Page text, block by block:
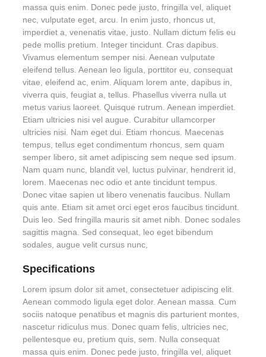
massa quis enim. Donec pede justo, fringilla vel, aliquet
nec, vulputate eget, arcu. In enim justo, rhoncus ut,
imperdiet a, venenatis vitae, justo. Nullam dictum felis eu
pede mollis pretium. Integer tincidunt. Cras dapibus.
Vivamus elementum semper nisi. Aenean vulputate
eleifend tellus. Aenean leo ligula, porttitor eu, consequat
vitae, eleifend ac, enim. Aliquam lorem ante, dapibus in,
viverra quis, feugiat a, tellus. Phasellus viverra nulla ut
metus varius laoreet. Quisque rutrum. Aenean imperdiet.
Etiam ultricies nisi vel augue. Curabitur ullamcorper
ultricies nisi. Nam eget dui. Etiam rhoncus. Maecenas
tempus, tellus eget condimentum rhoncus, sem quam
semper libero, sit amet adipiscing sem neque sed ipsum.
Nam quam nunc, blandit vel, luctus pulvinar, hendrerit id,
lorem. Maecenas nec odio et ante tincidunt tempus.
Donec vitae sapien ut libero venenatis faucibus. Nullam
quis ante. Etiam sit amet orci eget eros faucibus tincidunt.
Duis leo. Sed fringilla mauris sit amet nibh. Donec sodales
sagittis magna. Sed consequat, leo eget bibendum
sodales, augue velit cursus nunc,
Specifications
Lorem ipsum dolor sit amet, consectetuer adipiscing elit.
Aenean commodo ligula eget dolor. Aenean massa. Cum
sociis natoque penatibus et magnis dis parturient montes,
nascetur ridiculus mus. Donec quam felis, ultricies nec,
pellentesque eu, pretium quis, sem. Nulla consequat
massa quis enim. Donec pede justo, fringilla vel, aliquet